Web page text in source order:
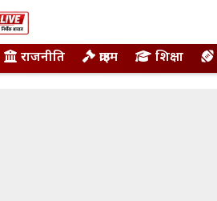
राजनीति क्राइम शिक्षा